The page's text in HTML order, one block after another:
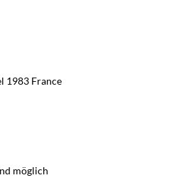
1983 France
möglich